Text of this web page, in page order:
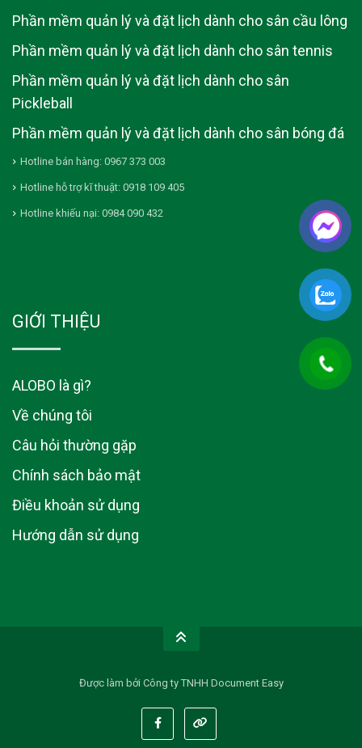
Phần mềm quản lý và đặt lịch dành cho sân cầu lông
Phần mềm quản lý và đặt lịch dành cho sân tennis
Phần mềm quản lý và đặt lịch dành cho sân
Pickleball
Phần mềm quản lý và đặt lịch dành cho sân bóng đá
Hotline bán hàng: 0967 373 003
Hotline hỗ trợ kĩ thuật: 0918 109 405
Hotline khiếu nại: 0984 090 432
GIỚI THIỆU
ALOBO là gì?
Về chúng tôi
Câu hỏi thường gặp
Chính sách bảo mật
Điều khoản sử dụng
Hướng dẫn sử dụng
Được làm bởi Công ty TNHH Document Easy